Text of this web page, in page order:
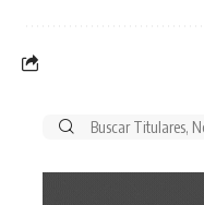
Buscar